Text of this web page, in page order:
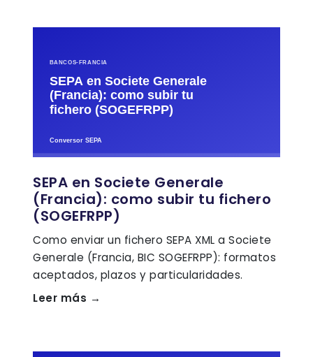
SEPA en Societe Generale
(Francia): como subir tu fichero
(SOGEFRPP)
Como enviar un fichero SEPA XML a Societe
Generale (Francia, BIC SOGEFRPP): formatos
aceptados, plazos y particularidades.
Leer más →